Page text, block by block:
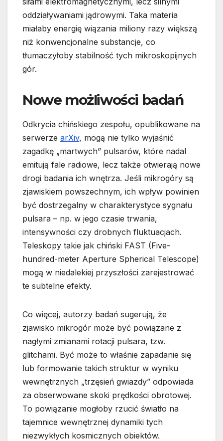
oddziaływaniami jądrowymi. Taka materia
miałaby energię wiązania miliony razy większą
niż konwencjonalne substancje, co
tłumaczyłoby stabilność tych mikroskopijnych
gór.
Nowe możliwości badań
Odkrycia chińskiego zespołu, opublikowane na
serwerze arXiv, mogą nie tylko wyjaśnić
zagadkę „martwych” pulsarów, które nadal
emitują fale radiowe, lecz także otwierają nowe
drogi badania ich wnętrza. Jeśli mikrogóry są
zjawiskiem powszechnym, ich wpływ powinien
być dostrzegalny w charakterystyce sygnału
pulsara – np. w jego czasie trwania,
intensywności czy drobnych fluktuacjach.
Teleskopy takie jak chiński FAST (Five-
hundred-meter Aperture Spherical Telescope)
mogą w niedalekiej przyszłości zarejestrować
te subtelne efekty.
Co więcej, autorzy badań sugerują, że
zjawisko mikrogór może być powiązane z
nagłymi zmianami rotacji pulsara, tzw.
glitchami. Być może to właśnie zapadanie się
lub formowanie takich struktur w wyniku
wewnętrznych „trzęsień gwiazdy” odpowiada
za obserwowane skoki prędkości obrotowej.
To powiązanie mogłoby rzucić światło na
tajemnice wewnętrznej dynamiki tych
niezwykłych kosmicznych obiektów.